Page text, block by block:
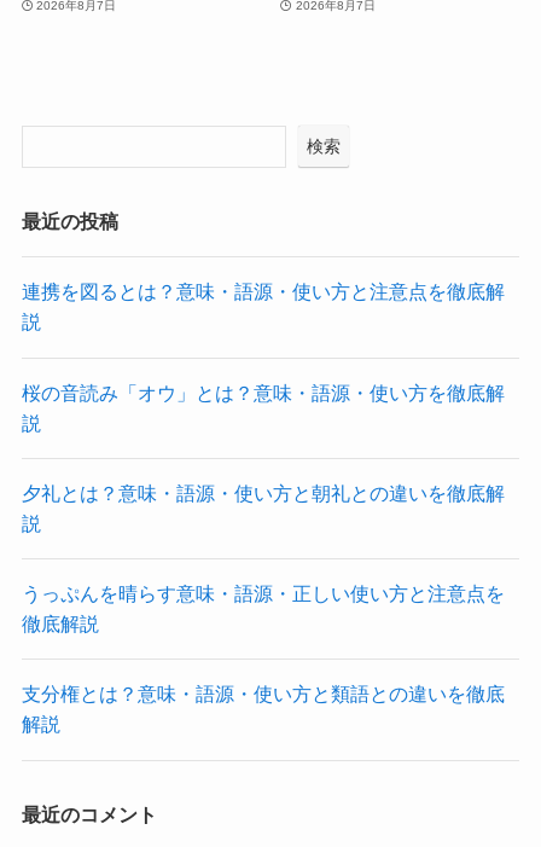
2026年8月7日 2026年8月7日
検索
最近の投稿
連携を図るとは？意味・語源・使い方と注意点を徹底解
説
桜の音読み「オウ」とは？意味・語源・使い方を徹底解
説
夕礼とは？意味・語源・使い方と朝礼との違いを徹底解
説
うっぷんを晴らす意味・語源・正しい使い方と注意点を
徹底解説
支分権とは？意味・語源・使い方と類語との違いを徹底
解説
最近のコメント